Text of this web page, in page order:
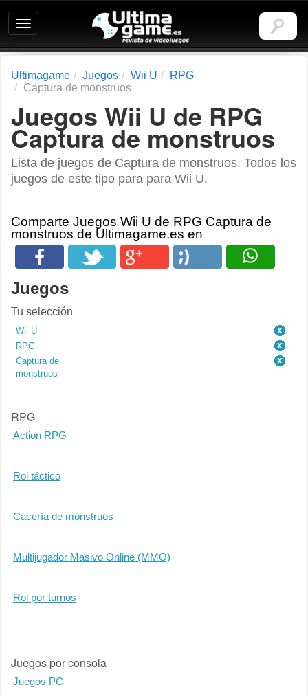
Ultimagame:
Revista
de
Ultimagame Juegos Wii U
RPG
Captura de monstruos
Juegos Wii U de RPG
Captura de monstruos
Lista de juegos de Captura de monstruos. Todos los
juegos de este tipo para para Wii U.
Comparte Juegos Wii U de RPG Captura de
monstruos de Ultimagame.es en
Juegos
Tu selección
Wii U
RPG
Captura de
monstruos
RPG
Action RPG
Rol táctico
Cacería de monstruos
Multijugador Masivo Online (MMO)
Rol por turnos
Juegos por consola
Juegos PC